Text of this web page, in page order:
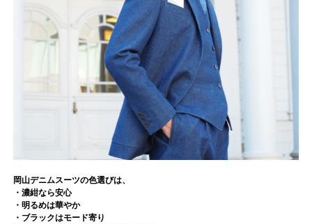
岡山デニムスーツの色選びは、
・濃紺なら安心
・明るめは華やか
・ブラックはモード寄り